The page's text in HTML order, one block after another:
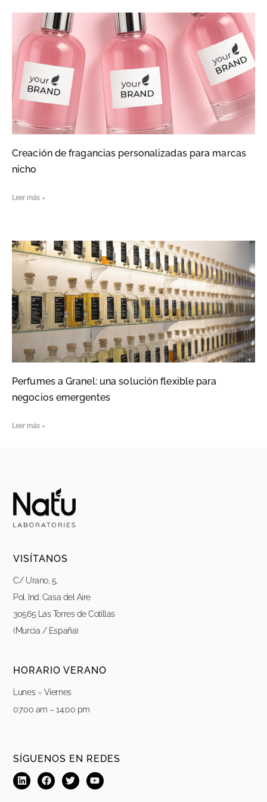
Creación de fragancias personalizadas para marcas
nicho
Leer más »
Perfumes a Granel: una solución flexible para
negocios emergentes
Leer más »
VISÍTANOS
C/ Urano, 5,
Pol. Ind. Casa del Aire
30565 Las Torres de Cotillas
(Murcia / España)
HORARIO VERANO
Lunes – Viernes
07:00 am – 14:00 pm
SÍGUENOS EN REDES